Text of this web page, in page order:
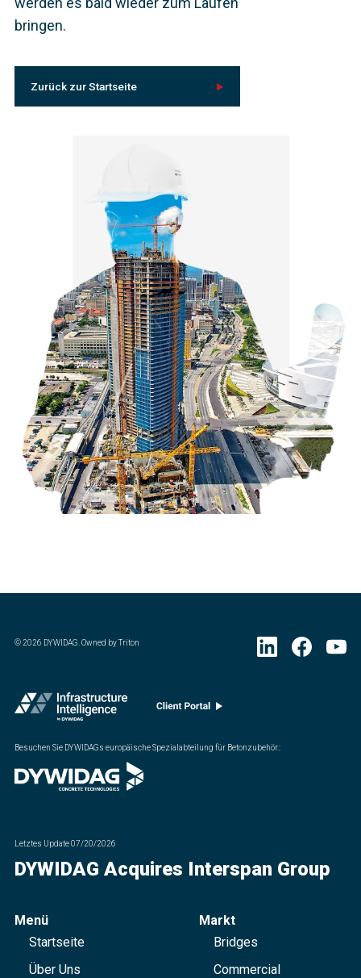
bringen.
Zurück zur Startseite
©2026 DYWIDAG. Owned by Triton
Besuchen Sie DYWIDAGs europäische Spezialabteilung für Betonzubehör.:
Letztes Update07/20/2026
DYWIDAG Acquires Interspan Group
Menü
Startseite
Über Uns
Markt
Bridges
Commercial